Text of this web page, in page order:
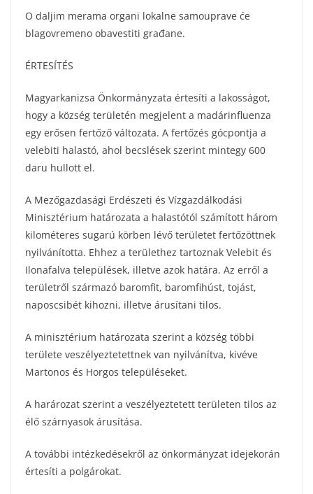
O daljim merama organi lokalne samouprave će
blagovremeno obavestiti građane.
ÉRTESÍTÉS
Magyarkanizsa Önkormányzata értesíti a lakosságot,
hogy a község területén megjelent a madárinfluenza
egy erősen fertőző változata. A fertőzés gócpontja a
velebiti halastó, ahol becslések szerint mintegy 600
daru hullott el.
A Mezőgazdasági Erdészeti és Vízgazdálkodási
Minisztérium határozata a halastótól számított három
kilométeres sugarú körben lévő területet fertőzöttnek
nyilvánította. Ehhez a területhez tartoznak Velebit és
Ilonafalva települések, illetve azok határa. Az erről a
területről származó baromfit, baromfihúst, tojást,
naposcsibét kihozni, illetve árusítani tilos.
A minisztérium határozata szerint a község többi
területe veszélyeztetettnek van nyilvánítva, kivéve
Martonos és Horgos településeket.
A harározat szerint a veszélyeztetett területen tilos az
élő szárnyasok árusítása.
A további intézkedésekről az önkormányzat idejekorán
értesíti a polgárokat.